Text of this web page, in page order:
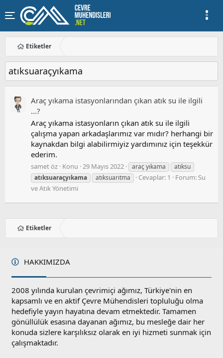
Etiketler
atıksuaraçyıkama
Araç yıkama istasyonlarından çıkan atık su ile ilgili
...?
Araç yıkama istasyonların çıkan atık su ile ilgili
çalışma yapan arkadaşlarımız var mıdır? herhangi bir
kaynakdan bilgi alabilirmiyiz yardımınız için teşekkür
ederim.
samet öz Konu 29 Mayıs 2022 araç yıkama
atıksu
atıksuaraçyıkama
atıksuarıtma Cevaplar: 1 Forum:Su
ve Atık Yönetimi
Etiketler
HAKKIMIZDA
2008 yılında kurulan çevrimiçi ağımız, Türkiye'nin en
kapsamlı ve en aktif Çevre Mühendisleri topluluğu olma
hedefiyle yayın hayatına devam etmektedir. Tamamen
gönüllülük esasına dayanan ağımız, bu mesleğe dair her
konuda sizlere karşılıksız olarak en iyi hizmeti sunmak için
çalışmaktadır.